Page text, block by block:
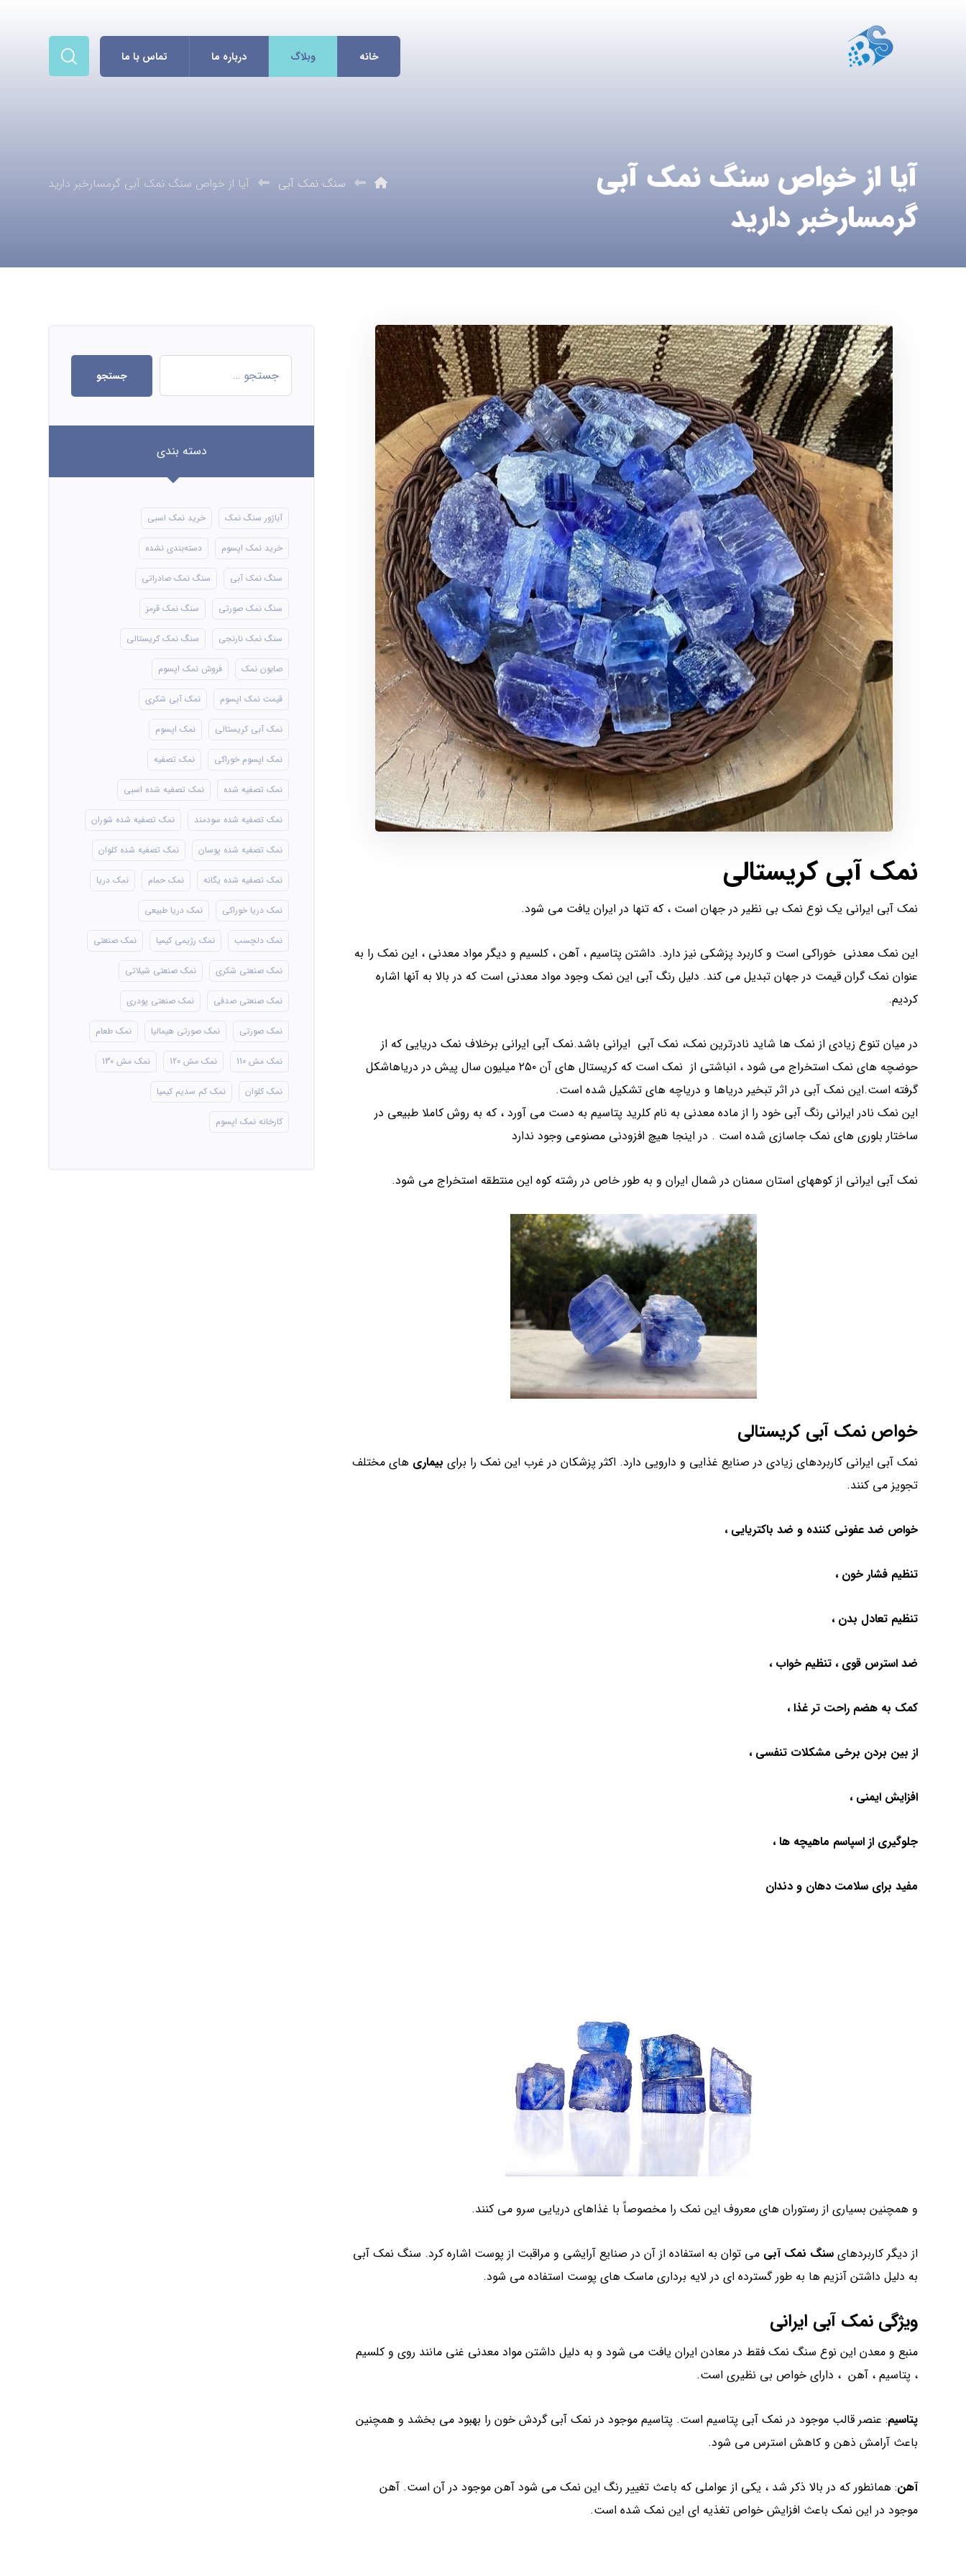
خانه وبلاگ درباره ما تماس با ما
آیا از خواص سنگ نمک آبی
گرمسارخبر دارید
سنگ نمک آبی آیا از خواص سنگ نمک آبی گرمسارخبر دارید
نمک آبی کریستالی
نمک آبی ایرانی یک نوع نمک بی نظیر در جهان است ، که تنها در ایران یافت می شود.
این نمک معدنی خوراکی است و کاربرد پزشکی نیز دارد. داشتن پتاسیم ، آهن ، کلسیم و دیگر مواد معدنی ، این نمک را به
عنوان نمک گران قیمت در جهان تبدیل می کند. دلیل رنگ آبی این نمک وجود مواد معدنی است که در بالا به آنها اشاره
کردیم.
در میان تنوع زیادی از نمک ها شاید نادرترین نمک، نمک آبی ایرانی باشد.نمک آبی ایرانی برخلاف نمک دریایی که از
حوضچه های نمک استخراج می شود ، انباشتی از نمک است که کریستال های آن ۲۵۰ میلیون سال پیش در دریاهاشکل
گرفته است.این نمک آبی در اثر تبخیر دریاها و دریاچه های تشکیل شده است.
این نمک نادر ایرانی رنگ آبی خود را از ماده معدنی به نام کلرید پتاسیم به دست می آورد ، که به روش کاملا طبیعی در
ساختار بلوری های نمک جاسازی شده است . در اینجا هیچ افزودنی مصنوعی وجود ندارد
نمک آبی ایرانی از کوههای استان سمنان در شمال ایران و به طور خاص در رشته کوه این منتطقه استخراج می شود.
خواص نمک آبی کریستالی
نمک آبی ایرانی کاربردهای زیادی در صنایع غذایی و دارویی دارد. اکثر پزشکان در غرب این نمک را برای بیماری های مختلف
تجویز می کنند.
خواص ضد عفونی کننده و ضد باکتریایی ،
تنظیم فشار خون ،
تنظیم تعادل بدن ،
ضد استرس قوی ، تنظیم خواب ،
کمک به هضم راحت تر غذا ،
از بین بردن برخی مشکلات تنفسی ،
افزایش ایمنی ،
جلوگیری از اسپاسم ماهیچه ها ،
مفید برای سلامت دهان و دندان
و همچنین بسیاری از رستوران های معروف این نمک را مخصوصاً با غذاهای دریایی سرو می کنند.
از دیگر کاربردهایسنگ نمک آبی می توان به استفاده از آن در صنایع آرایشی و مراقبت از پوست اشاره کرد. سنگ نمک آبی
به دلیل داشتن آنزیم ها به طور گسترده ای در لایه برداری ماسک های پوست استفاده می شود.
ویژگی نمک آبی ایرانی
منبع و معدن این نوع سنگ نمک فقط در معادن ایران یافت می شود و به دلیل داشتن مواد معدنی غنی مانند روی و کلسیم
، پتاسیم ، آهن ، دارای خواص بی نظیری است.
پتاسیم: عنصر قالب موجود در نمک آبی پتاسیم است. پتاسیم موجود در نمک آبی گردش خون را بهبود می بخشد و همچنین
باعث آرامش ذهن و کاهش استرس می شود.
آهن: همانطور که در بالا ذکر شد ، یکی از عواملی که باعث تغییر رنگ این نمک می شود آهن موجود در آن است. آهن
موجود در این نمک باعث افزایش خواص تغذیه ای این نمک شده است.
جستجو
دسته بندی
آباژور سنگ نمک خرید نمک اسبی
خرید نمک اپسوم دسته‌بندی نشده
سنگ نمک آبی سنگ نمک صادراتی
سنگ نمک صورتی سنگ نمک قرمز
سنگ نمک نارنجی سنگ نمک کریستالی
صابون نمک فروش نمک اپسوم
قیمت نمک اپسوم نمک آبی شکری
نمک آبی کریستالی نمک اپسوم
نمک اپسوم خوراکی نمک تصفیه
نمک تصفیه شده نمک تصفیه شده اسبی
نمک تصفیه شده سودمند نمک تصفیه شده شوران
نمک تصفیه شده پوسان نمک تصفیه شده کلوان
نمک تصفیه شده یگانه نمک حمام نمک دریا
نمک دریا خوراکی نمک دریا طبیعی
نمک دلچسب نمک رژیمی کیمیا نمک صنعتی
نمک صنعتی شکری نمک صنعتی شیلاتی
نمک صنعتی صدفی نمک صنعتی پودری
نمک صورتی نمک صورتی هیمالیا نمک طعام
نمک مش 110 نمک مش 120 نمک مش 130
نمک کلوان نمک کم سدیم کیمیا
کارخانه نمک اپسوم